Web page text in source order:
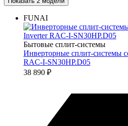
FUNAI
Бытовые сплит-системы
Инверторные сплит-системы
RAC-I-SN30HP.D05
38 890 ₽